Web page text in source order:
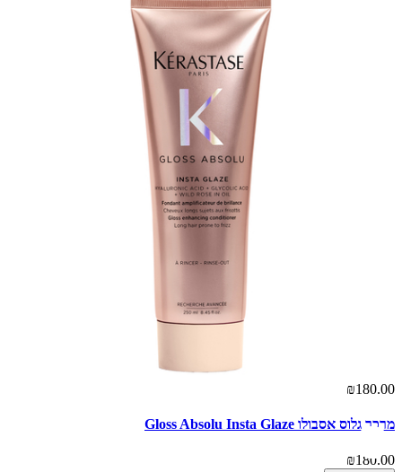
₪180.00
מרכך גלוס אסבולו Gloss Absolu Insta Glaze
₪180.00